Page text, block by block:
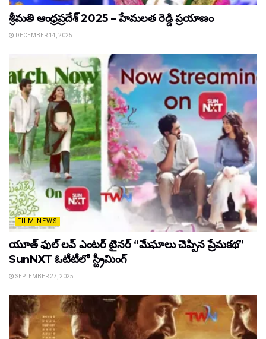
శ్రీమతి ఆంధ్రప్రదేశ్ 2025 – హేమలత రెడ్డి ప్రయాణం
DECEMBER 14, 2025
FILM NEWS
యూత్ ఫుల్ లవ్ ఎంటర్ టైనర్ “మేఘాలు చెప్పిన ప్రేమకథ”
SunNXT ఓటీటీలో స్ట్రీమింగ్
SEPTEMBER 27, 2025